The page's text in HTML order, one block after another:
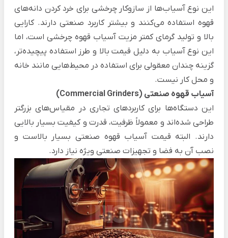
این نوع آسیاب‌ها از سازوکار چرخشی برای خرد کردن دانه‌های
قهوه استفاده می‌کنند و بیشتر کاربرد صنعتی دارند. کارایی
بالا و تولید گرمای کمتر مزیت آسیاب قهوه چرخشی است، اما
این نوع آسیاب به دلیل قیمت بالا و طرز استفاده پیچیده‌تر،
گزینه چندان معقولی برای استفاده در محیط‌هایی مانند خانه
و محل کار نیست.
آسیاب‌ قهوه صنعتی (Commercial Grinders)
این دستگاه‌ها برای کاربردهای تجاری در مقیاس‌های بزر‌گتر
طراحی شده‌اند و معمولاً ظرفیت، قدرت و کیفیت بسیار بالایی
دارند. البته قیمت آسیاب قهوه صنعتی بسیار بالاست و
نصب آن به فضا و تجهیزات صنعتی ویژه نیاز دارد.